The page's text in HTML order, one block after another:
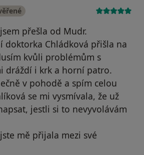
přešla od Mudr.
doktorka Chládková přišla na
kvůli problémům s
dráždí i krk a horní patro.
v pohodě a spím celou
se mi vysmívala, že už
jestli si to nevyvolávám
mě přijala mezi své